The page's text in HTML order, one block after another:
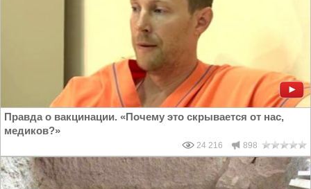
Правда о вакцинации. «Почему это скрывается от нас,
медиков?»
24 216 898